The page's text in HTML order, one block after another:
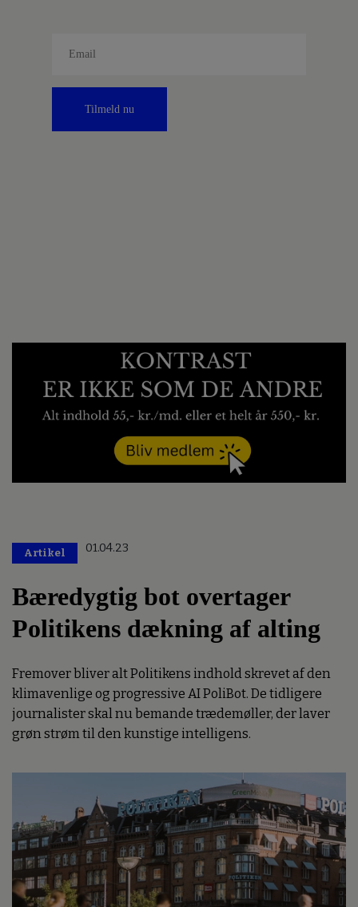
Tilmeld nu
Artikel 01.04.23
Bæredygtig bot overtager
Politikens dækning af alting
Fremover bliver alt Politikens indhold skrevet af den
klimavenlige og progressive AI PoliBot. De tidligere
journalister skal nu bemande trædemøller, der laver
grøn strøm til den kunstige intelligens.